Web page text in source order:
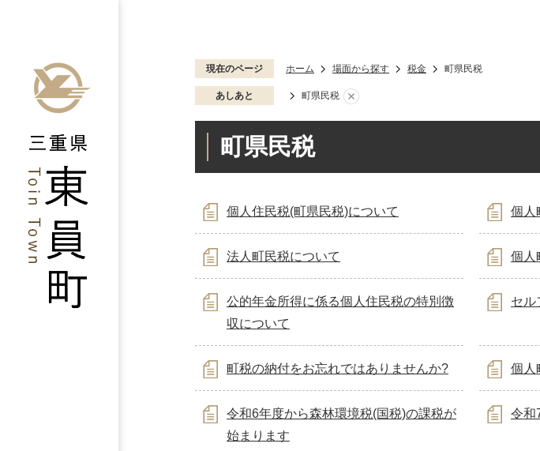
現在のページ ホーム 場面から探す 税金 町県民税
あしあと 町県民税
町県民税
個人住民税(町県民税)について 個人
法人町民税について 個人
公的年金所得に係る個人住民税の特別徴
収について
セル
町税の納付をお忘れではありませんか? 個人
令和6年度から森林環境税(国税)の課税が
始まります
令和